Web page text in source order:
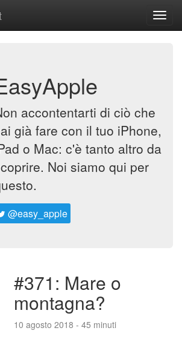
accontentarti di ciò che
già fare con il tuo iPhone,
o Mac: c'è tanto altro da
Noi siamo qui per
@easy_apple
#371: Mare o
montagna?
10 agosto 2018 - 45 minuti